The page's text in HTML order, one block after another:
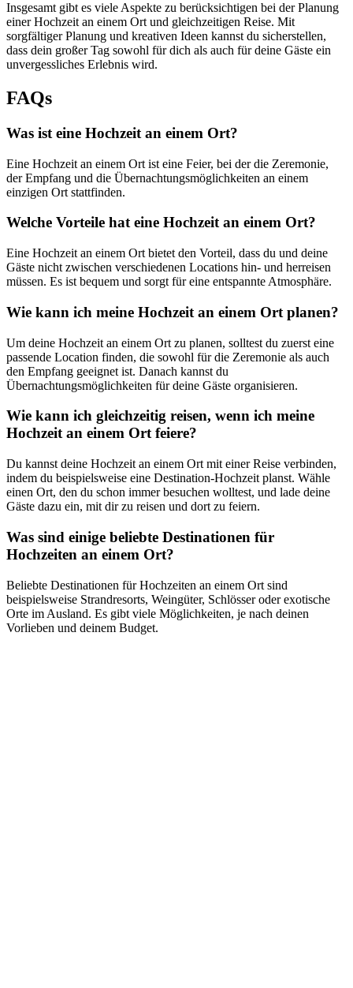
Insgesamt gibt es viele Aspekte zu berücksichtigen bei der Planung
einer Hochzeit an einem Ort und gleichzeitigen Reise. Mit
sorgfältiger Planung und kreativen Ideen kannst du sicherstellen,
dass dein großer Tag sowohl für dich als auch für deine Gäste ein
unvergessliches Erlebnis wird.
FAQs
Was ist eine Hochzeit an einem Ort?
Eine Hochzeit an einem Ort ist eine Feier, bei der die Zeremonie,
der Empfang und die Übernachtungsmöglichkeiten an einem
einzigen Ort stattfinden.
Welche Vorteile hat eine Hochzeit an einem Ort?
Eine Hochzeit an einem Ort bietet den Vorteil, dass du und deine
Gäste nicht zwischen verschiedenen Locations hin- und herreisen
müssen. Es ist bequem und sorgt für eine entspannte Atmosphäre.
Wie kann ich meine Hochzeit an einem Ort planen?
Um deine Hochzeit an einem Ort zu planen, solltest du zuerst eine
passende Location finden, die sowohl für die Zeremonie als auch
den Empfang geeignet ist. Danach kannst du
Übernachtungsmöglichkeiten für deine Gäste organisieren.
Wie kann ich gleichzeitig reisen, wenn ich meine
Hochzeit an einem Ort feiere?
Du kannst deine Hochzeit an einem Ort mit einer Reise verbinden,
indem du beispielsweise eine Destination-Hochzeit planst. Wähle
einen Ort, den du schon immer besuchen wolltest, und lade deine
Gäste dazu ein, mit dir zu reisen und dort zu feiern.
Was sind einige beliebte Destinationen für
Hochzeiten an einem Ort?
Beliebte Destinationen für Hochzeiten an einem Ort sind
beispielsweise Strandresorts, Weingüter, Schlösser oder exotische
Orte im Ausland. Es gibt viele Möglichkeiten, je nach deinen
Vorlieben und deinem Budget.